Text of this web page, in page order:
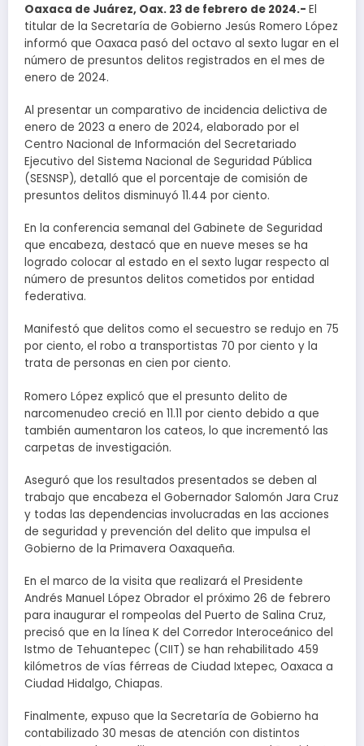
Oaxaca de Juárez, Oax. 23 de febrero de 2024.- El
titular de la Secretaría de Gobierno Jesús Romero López
informó que Oaxaca pasó del octavo al sexto lugar en el
número de presuntos delitos registrados en el mes de
enero de 2024.
Al presentar un comparativo de incidencia delictiva de
enero de 2023 a enero de 2024, elaborado por el
Centro Nacional de Información del Secretariado
Ejecutivo del Sistema Nacional de Seguridad Pública
(SESNSP), detalló que el porcentaje de comisión de
presuntos delitos disminuyó 11.44 por ciento.
En la conferencia semanal del Gabinete de Seguridad
que encabeza, destacó que en nueve meses se ha
logrado colocar al estado en el sexto lugar respecto al
número de presuntos delitos cometidos por entidad
federativa.
Manifestó que delitos como el secuestro se redujo en 75
por ciento, el robo a transportistas 70 por ciento y la
trata de personas en cien por ciento.
Romero López explicó que el presunto delito de
narcomenudeo creció en 11.11 por ciento debido a que
también aumentaron los cateos, lo que incrementó las
carpetas de investigación.
Aseguró que los resultados presentados se deben al
trabajo que encabeza el Gobernador Salomón Jara Cruz
y todas las dependencias involucradas en las acciones
de seguridad y prevención del delito que impulsa el
Gobierno de la Primavera Oaxaqueña.
En el marco de la visita que realizará el Presidente
Andrés Manuel López Obrador el próximo 26 de febrero
para inaugurar el rompeolas del Puerto de Salina Cruz,
precisó que en la línea K del Corredor Interoceánico del
Istmo de Tehuantepec (CIIT) se han rehabilitado 459
kilómetros de vías férreas de Ciudad Ixtepec, Oaxaca a
Ciudad Hidalgo, Chiapas.
Finalmente, expuso que la Secretaría de Gobierno ha
contabilizado 30 mesas de atención con distintos